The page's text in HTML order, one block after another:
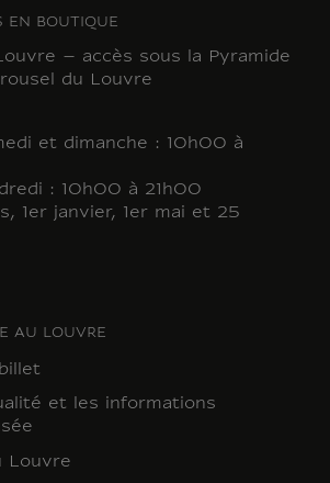
EN BOUTIQUE
– accès sous la Pyramide
du Louvre
et dimanche : 10h00 à
: 10h00 à 21h00
1er janvier, 1er mai et 25
AU LOUVRE
et les informations
Louvre